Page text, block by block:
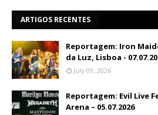
ARTIGOS RECENTES
Reportagem: Iron
da Luz, Lisboa -
July 09, 2026
Reportagem: Evil Live
Arena – 05.07.2026